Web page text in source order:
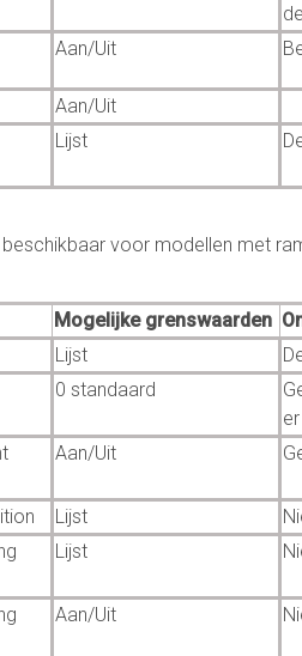
Aan/Uit
Aan/Uit
Lijst
voor modellen met
Mogelijke grenswaarden
Lijst
0 standaard
Aan/Uit
Lijst
Lijst
Aan/Uit